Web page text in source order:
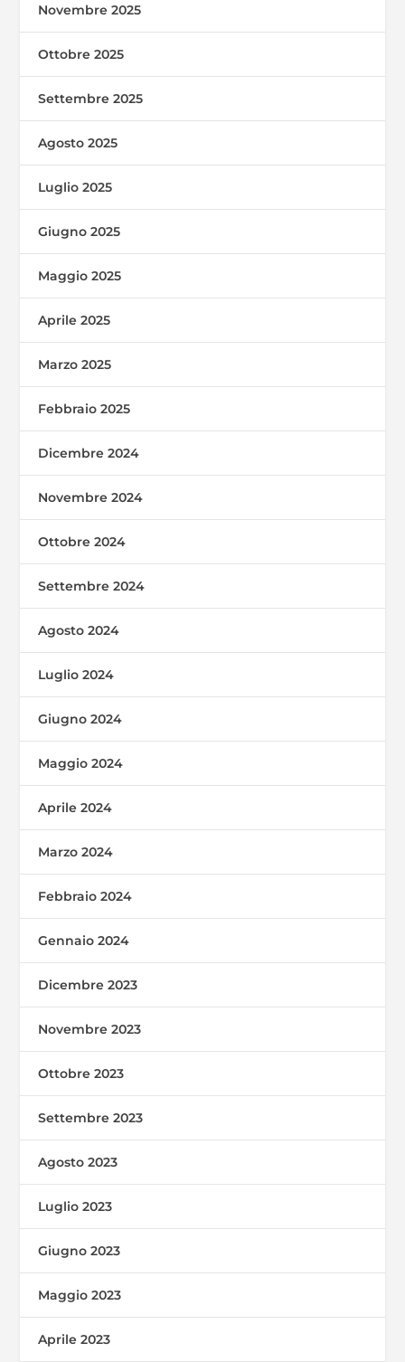
Novembre 2025
Ottobre 2025
Settembre 2025
Agosto 2025
Luglio 2025
Giugno 2025
Maggio 2025
Aprile 2025
Marzo 2025
Febbraio 2025
Dicembre 2024
Novembre 2024
Ottobre 2024
Settembre 2024
Agosto 2024
Luglio 2024
Giugno 2024
Maggio 2024
Aprile 2024
Marzo 2024
Febbraio 2024
Gennaio 2024
Dicembre 2023
Novembre 2023
Ottobre 2023
Settembre 2023
Agosto 2023
Luglio 2023
Giugno 2023
Maggio 2023
Aprile 2023